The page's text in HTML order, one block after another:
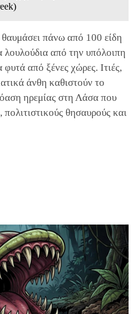
πάνω από 100 είδη
από την υπόλοιπη
από ξένες χώρες. Ιτιές,
άνθη καθιστούν το
ηρεμίας στη Λάσα που
θησαυρούς και